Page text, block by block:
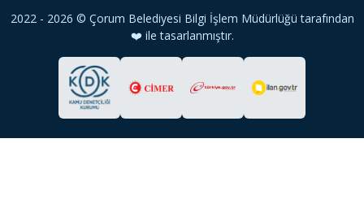
2022 - 2026 © Çorum Belediyesi Bilgi İşlem Müdürlüğü tarafından
❤️ ile tasarlanmıştır.